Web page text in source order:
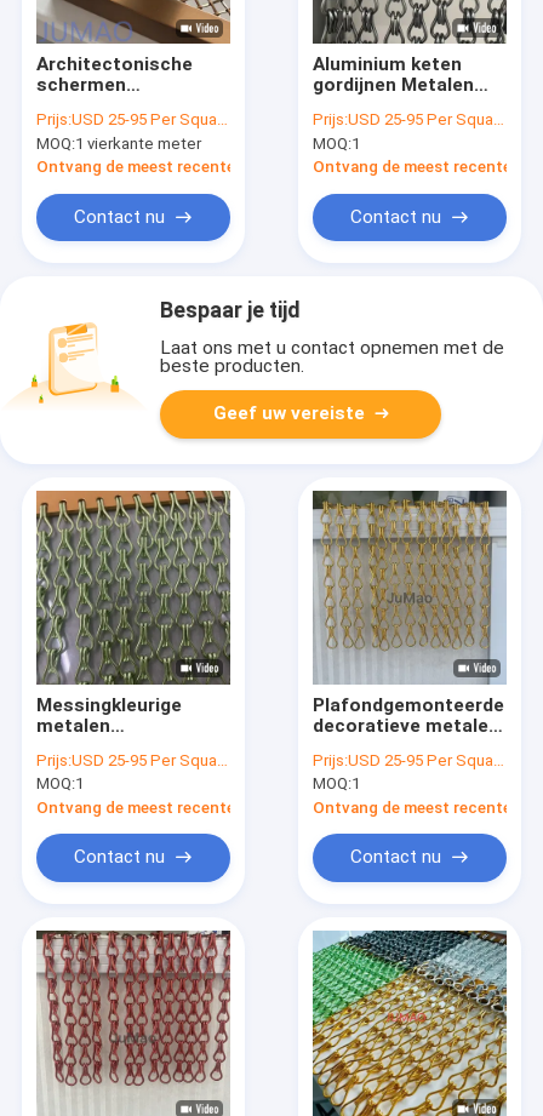
Architectonische
schermen
decoratief gaasnet
en interieur
Prijs:USD 25-95 Per Square Meter
MOQ:1 vierkante meter
Ontvang de meest recente Prijs
Contact nu
Aluminium keten
gordijnen Metalen
Temperatuurweerstand
Minus 40 tot 200
graden Celsius
ruimte te passen
Prijs:USD 25-95 Per Square Meter
MOQ:1
Ontvang de meest recente
Contact nu
Bespaar je tijd
Laat ons met u contact opnemen met de
beste producten.
Geef uw vereiste
Messingkleurige
metalen
met een
kettinglinklengte van
25 mm en duurzame
aluminium
kettingtechnologie
voor commercieel
Prijs:USD 25-95 Per Square Meter
MOQ:1
Ontvang de meest recente Prijs
Contact nu
Plafondgemonteerde
decoratieve metalen
perfect in
vergaderruimtes,
lobby's en
winkelomgevingen
Prijs:USD 25-95 Per Square Meter
MOQ:1
Ontvang de meest recente
Contact nu